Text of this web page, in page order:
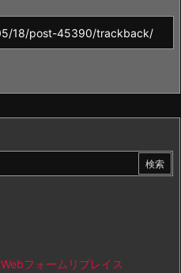
フォームリプレイス